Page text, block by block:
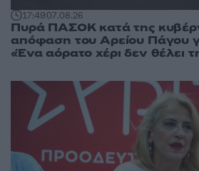
17:4907.08.26
Πυρά ΠΑΣΟΚ κατά της
απόφαση του Αρείου Πάγου
«Ένα αόρατο χέρι δεν θέλει